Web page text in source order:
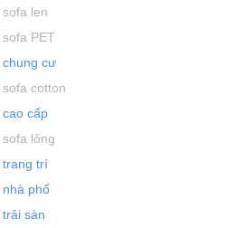
sofa len
sofa PET
chung cư
sofa cotton
cao cấp
sofa lông
trang trí
nhà phố
trải sàn